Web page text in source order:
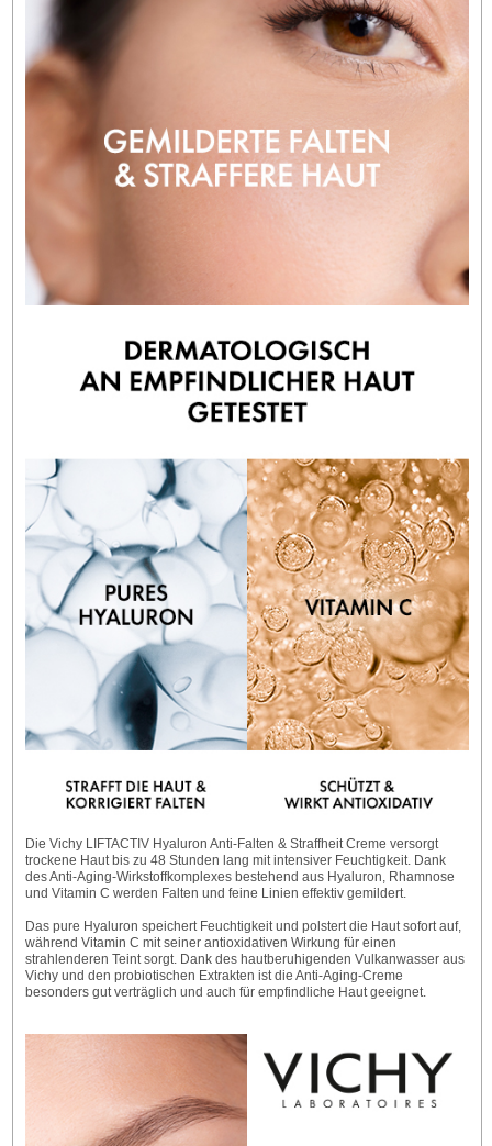
Die Vichy LIFTACTIV Hyaluron Anti-Falten & Straffheit Creme versorgt
trockene Haut bis zu 48 Stunden lang mit intensiver Feuchtigkeit. Dank
des Anti-Aging-Wirkstoffkomplexes bestehend aus Hyaluron, Rhamnose
und Vitamin C werden Falten und feine Linien effektiv gemildert.
Das pure Hyaluron speichert Feuchtigkeit und polstert die Haut sofort auf,
während Vitamin C mit seiner antioxidativen Wirkung für einen
strahlenderen Teint sorgt. Dank des hautberuhigenden Vulkanwasser aus
Vichy und den probiotischen Extrakten ist die Anti-Aging-Creme
besonders gut verträglich und auch für empfindliche Haut geeignet.